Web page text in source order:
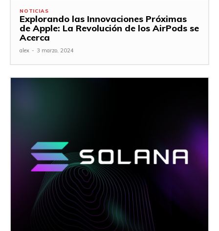
NOTICIAS
Explorando las Innovaciones Próximas
de Apple: La Revolución de los AirPods se
Acerca
alex - 3 marzo, 2024